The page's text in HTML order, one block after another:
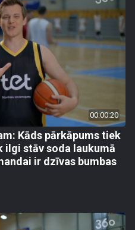
00:00:20
Kāds pārkāpums tiek
ilgi stāv soda laukumā
ir dzīvas bumbas